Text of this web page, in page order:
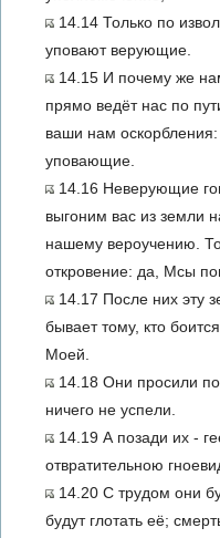
14.14 Только по
уповают верующие.
14.15 И почему же
прямо ведёт нас по
ваши нам
уповающие.
14.16 Неверующие
выгоним вас из земли
нашему вероучению.
откровение: да, Мсы
14.17 После них эту
бывает тому, кто
Моей.
14.18 Они просили
ничего не успели.
14.19 А позади их -
отвратительною
14.20 С трудом они
будут глотать её;